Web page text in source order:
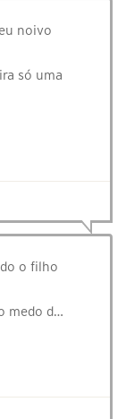
noivo
só uma
o filho
medo d…